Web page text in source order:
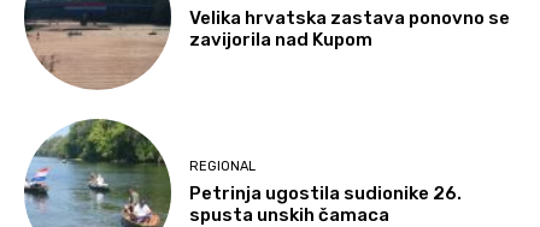
Velika hrvatska zastava ponovno se
zavijorila nad Kupom
REGIONAL
Petrinja ugostila sudionike 26.
spusta unskih čamaca